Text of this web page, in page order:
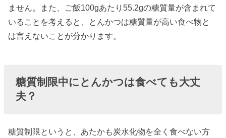
ません。また、ご飯100gあたり55.2gの糖質量が含まれて
いることを考えると、とんかつは糖質量が高い食べ物と
は言えないことが分かります。
糖質制限中にとんかつは食べても大丈
夫？
糖質制限というと、あたかも炭水化物を全く食べない方